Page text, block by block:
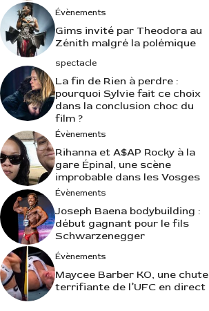
Évènements
Gims invité par Theodora au
Zénith malgré la polémique
spectacle
La fin de Rien à perdre :
pourquoi Sylvie fait ce choix
dans la conclusion choc du
film ?
Évènements
Rihanna et A$AP Rocky à la
gare Épinal, une scène
improbable dans les Vosges
Évènements
Joseph Baena bodybuilding :
début gagnant pour le fils
Schwarzenegger
Évènements
Maycee Barber KO, une chute
terrifiante de l’UFC en direct